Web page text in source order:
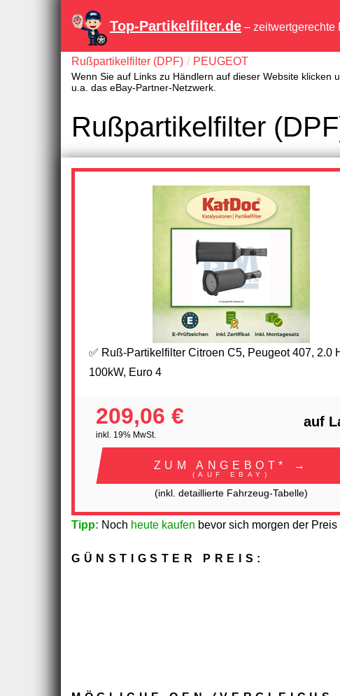
Top-Partikelfilter.de – zeitwertgerechte
Rußpartikelfilter (DPF) PEUGEOT
Wenn Sie auf Links zu Händlern auf dieser Website
u.a. das eBay-Partner-Netzwerk.
Rußpartikelfilter
✅ Ruß-Partikelfilter Citroen C5, Peugeot 407, 2.0
100kW, Euro 4
209,06 €
inkl. 19% MwSt.
auf
ZUM ANGEBOT* →
(AUF EBAY)
(inkl. detaillierte Fahrzeug-Tabelle)
Tipp: Noch heute kaufen bevor sich morgen der Preis
GÜNSTIGSTER PREIS: